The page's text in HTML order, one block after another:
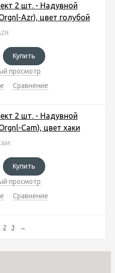
2 шт. - Надувной
Azr), цвет голубой
Купить
просмотр
Сравнение
2 шт. - Надувной
Cam), цвет хаки
Купить
просмотр
Сравнение
2 3 →